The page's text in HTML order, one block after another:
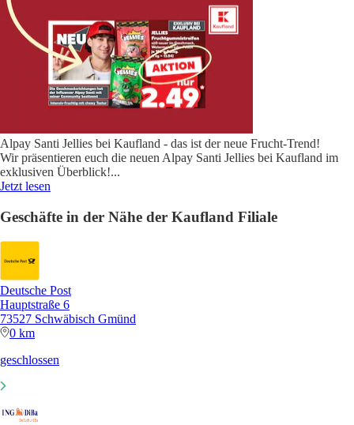
Alpay Santi Jellies bei Kaufland - das ist der neue Frucht-Trend!
Wir präsentieren euch die neuen Alpay Santi Jellies bei Kaufland im
exklusiven Überblick!...
Jetzt lesen
Geschäfte in der Nähe der Kaufland Filiale
Deutsche Post
Hauptstraße 6
73527 Schwäbisch Gmünd
0 km
geschlossen